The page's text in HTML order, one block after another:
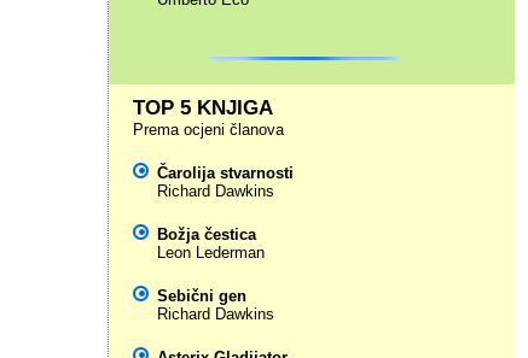
TOP 5 KNJIGA
Prema ocjeni članova
Čarolija stvarnosti
Richard Dawkins
Božja čestica
Leon Lederman
Sebični gen
Richard Dawkins